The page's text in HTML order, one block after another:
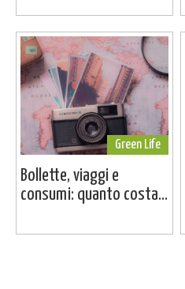
Green Life
Bollette, viaggi e
consumi: quanto costa...